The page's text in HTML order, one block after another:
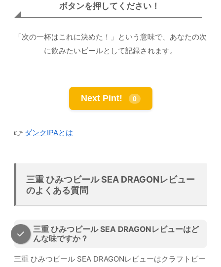
ボタンを押してください！
「次の一杯はこれに決めた！」という意味で、あなたの次
に飲みたいビールとして記録されます。
Next Pint! 0
👉 ダンクIPAとは
三重 ひみつビール SEA DRAGONレビュー
のよくある質問
三重 ひみつビール SEA DRAGONレビューはど
んな味ですか？
三重 ひみつビール SEA DRAGONレビューはクラフトビー